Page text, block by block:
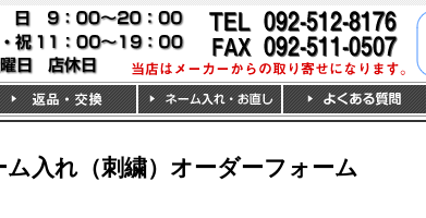
ム入れ（刺繍）オーダーフォーム